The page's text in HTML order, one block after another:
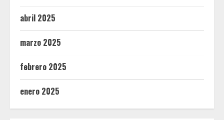
abril 2025
marzo 2025
febrero 2025
enero 2025